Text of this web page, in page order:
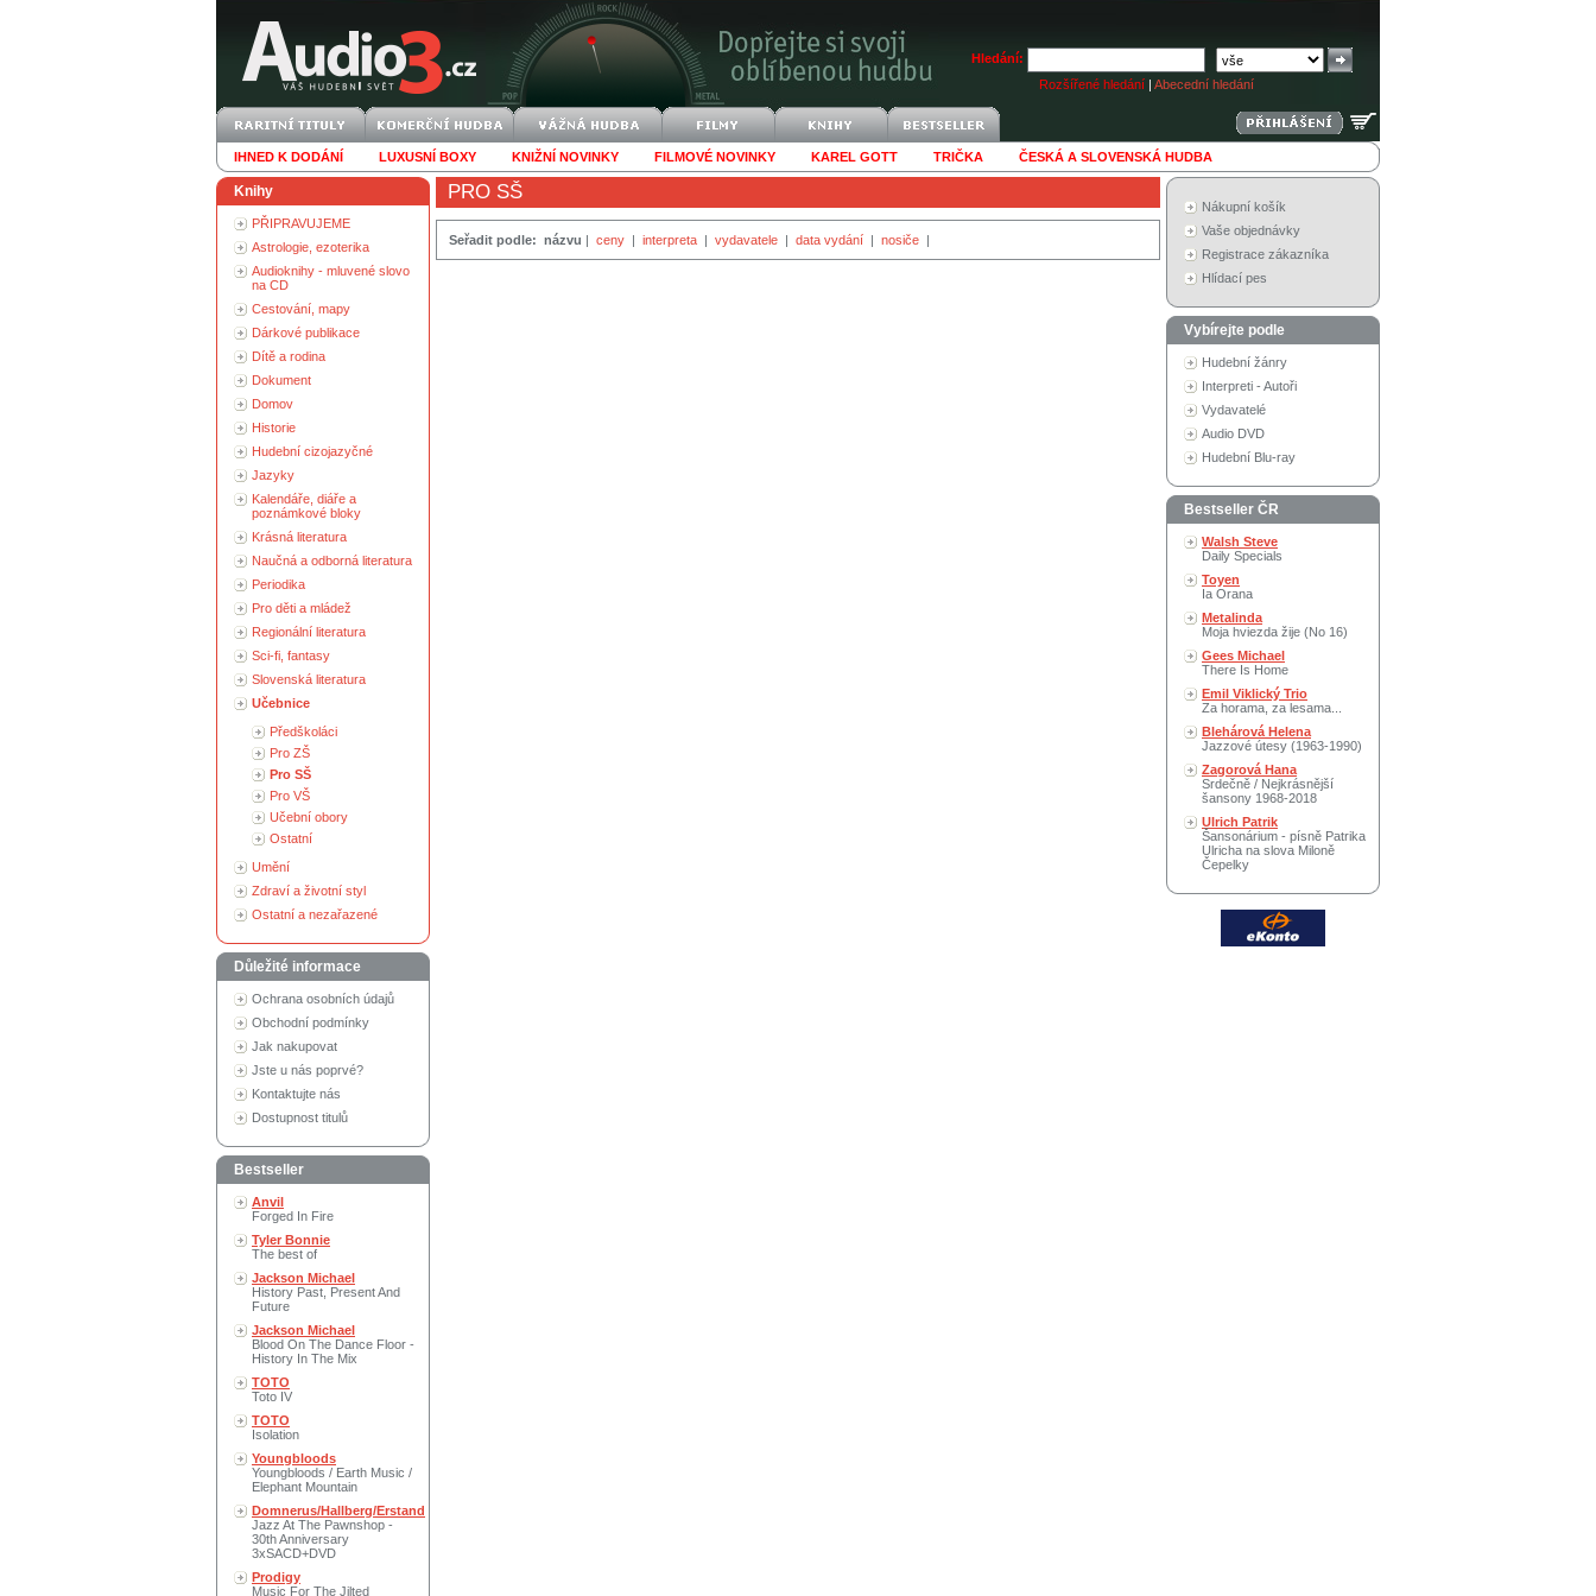
Hledání:
Rozšířené hledání | Abecední hledání
IHNED K DODÁNÍ LUXUSNÍ BOXY KNIŽNÍ NOVINKY FILMOVÉ NOVINKY KAREL GOTT TRIČKA ČESKÁ A SLOVENSKÁ HUDBA
Knihy
PŘIPRAVUJEME
Astrologie, ezoterika
Audioknihy - mluvené slovo
na CD
Cestování, mapy
Dárkové publikace
Dítě a rodina
Dokument
Domov
Historie
Hudební cizojazyčné
Jazyky
Kalendáře, diáře a
poznámkové bloky
Krásná literatura
Naučná a odborná literatura
Periodika
Pro děti a mládež
Regionální literatura
Sci-fi, fantasy
Slovenská literatura
Učebnice
Předškoláci
Pro ZŠ
Pro SŠ
Pro VŠ
Učební obory
Ostatní
Umění
Zdraví a životní styl
Ostatní a nezařazené
Důležité informace
Ochrana osobních údajů
Obchodní podmínky
Jak nakupovat
Jste u nás poprvé?
Kontaktujte nás
Dostupnost titulů
Bestseller
Anvil
Forged In Fire
Tyler Bonnie
The best of
Jackson Michael
History Past, Present And
Future
Jackson Michael
Blood On The Dance Floor -
History In The Mix
TOTO
Toto IV
TOTO
Isolation
Youngbloods
Youngbloods / Earth Music /
Elephant Mountain
Domnerus/Hallberg/Erstand
Jazz At The Pawnshop -
30th Anniversary
3xSACD+DVD
Prodigy
Music For The Jilted
PRO SŠ
Seřadit podle: názvu | ceny | interpreta | vydavatele | data vydání | nosiče |
Nákupní košík
Vaše objednávky
Registrace zákazníka
Hlídací pes
Vybírejte podle
Hudební žánry
Interpreti - Autoři
Vydavatelé
Audio DVD
Hudební Blu-ray
Bestseller ČR
Walsh Steve
Daily Specials
Toyen
Ia Orana
Metalinda
Moja hviezda žije (No 16)
Gees Michael
There Is Home
Emil Viklický Trio
Za horama, za lesama...
Blehárová Helena
Jazzové útesy (1963-1990)
Zagorová Hana
Srdečně / Nejkrásnější
šansony 1968-2018
Ulrich Patrik
Šansonárium - písně Patrika
Ulricha na slova Miloně
Čepelky